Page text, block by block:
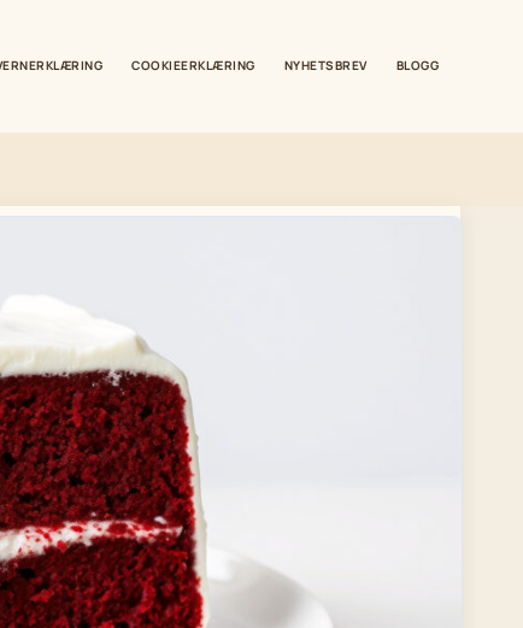
COOKIEERKLÆRING NYHETSBREV BLOGG